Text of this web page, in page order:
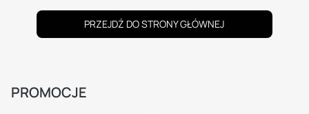
PRZEJDŹ DO STRONY GŁÓWNEJ
PROMOCJE